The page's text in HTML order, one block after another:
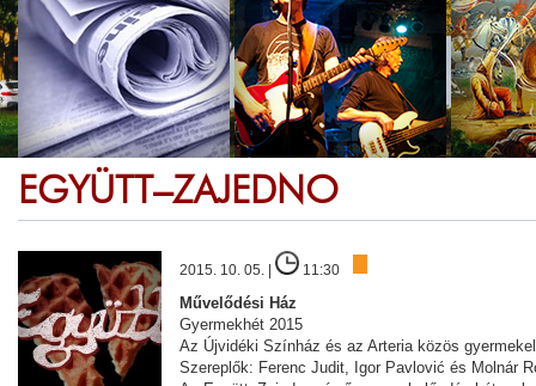
EGYÜTT–ZAJEDNO
2015. 10. 05. | 11:30
Művelődési Ház
Gyermekhét 2015
Az Újvidéki Színház és az Arteria közös
Szereplők: Ferenc Judit, Igor Pavlović és Molnár